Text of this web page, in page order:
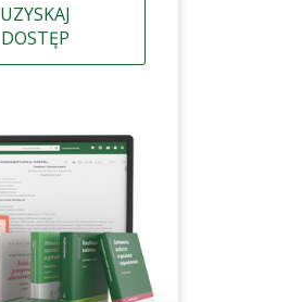
UZYSKAJ
DOSTĘP